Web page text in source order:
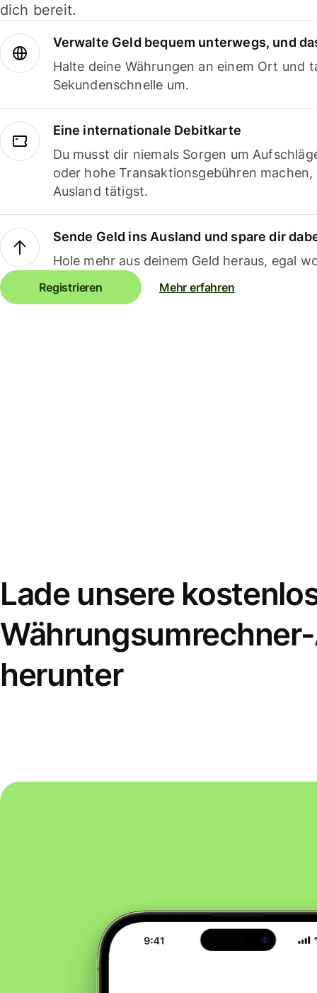
dich bereit.
Verwalte Geld bequem unterwegs, und
Halte deine Währungen an einem Ort und
Sekundenschnelle um.
Eine internationale Debitkarte
Du musst dir niemals Sorgen um
oder hohe Transaktionsgebühren
Ausland tätigst.
Sende Geld ins Ausland und spare dir
Hole mehr aus deinem Geld heraus, egal
Registrieren Mehr erfahren
Lade unsere
herunter